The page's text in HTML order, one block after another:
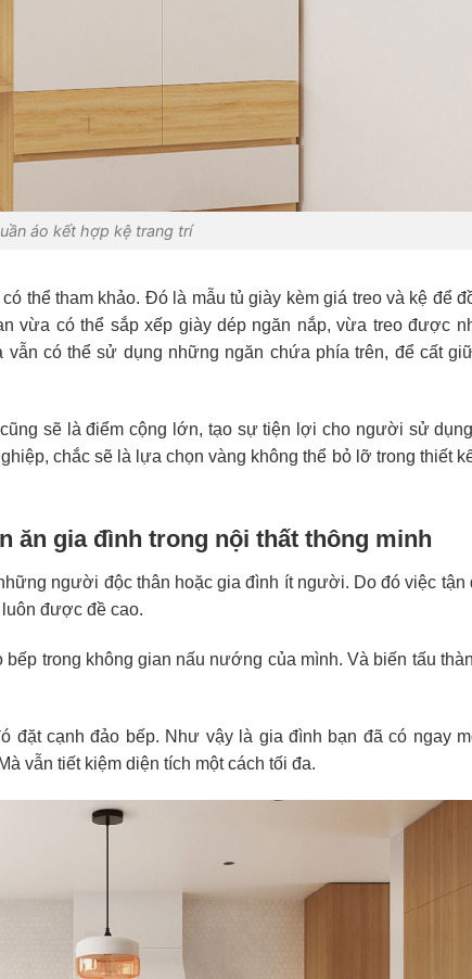
áo kết hợp kệ trang trí
thể tham khảo. Đó là mẫu tủ giày kèm giá treo và kệ để
vừa có thể sắp xếp giày dép ngăn nắp, vừa treo được
có thể sử dụng những ngăn chứa phía trên, để cất
sẽ là điểm cộng lớn, tạo sự tiện lợi cho người sử
chắc sẽ là lựa chọn vàng không thể bỏ lỡ trong thiết
ăn gia đình trong nội thất thông minh
người độc thân hoặc gia đình ít người. Do đó việc tận
được đề cao.
trong không gian nấu nướng của mình. Và biến tấu
đặt cạnh đảo bếp. Như vậy là gia đình bạn đã có ngay
vẫn tiết kiệm diện tích một cách tối đa.